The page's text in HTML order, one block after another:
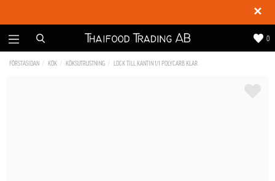
✕
0
FÖRSTASIDAN KÖK KÖKSUTRUSTNING LOCK TILL KANTIN 1/1 POLYCARB KLAR